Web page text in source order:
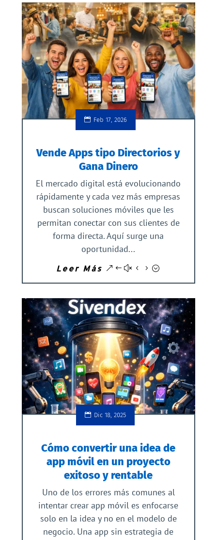
Feb 17, 2026
Vende Apps tipo Directorios y
Gana Dinero
El mercado digital está evolucionando
rápidamente y cada vez más empresas
buscan soluciones móviles que les
permitan conectar con sus clientes de
forma directa. Aquí surge una
oportunidad...
Leer Más
Dic 18, 2025
Cómo convertir una idea de
app móvil en un proyecto
exitoso y rentable
Uno de los errores más comunes al
intentar crear app móvil es enfocarse
solo en la idea y no en el modelo de
negocio. Una app sin estrategia de